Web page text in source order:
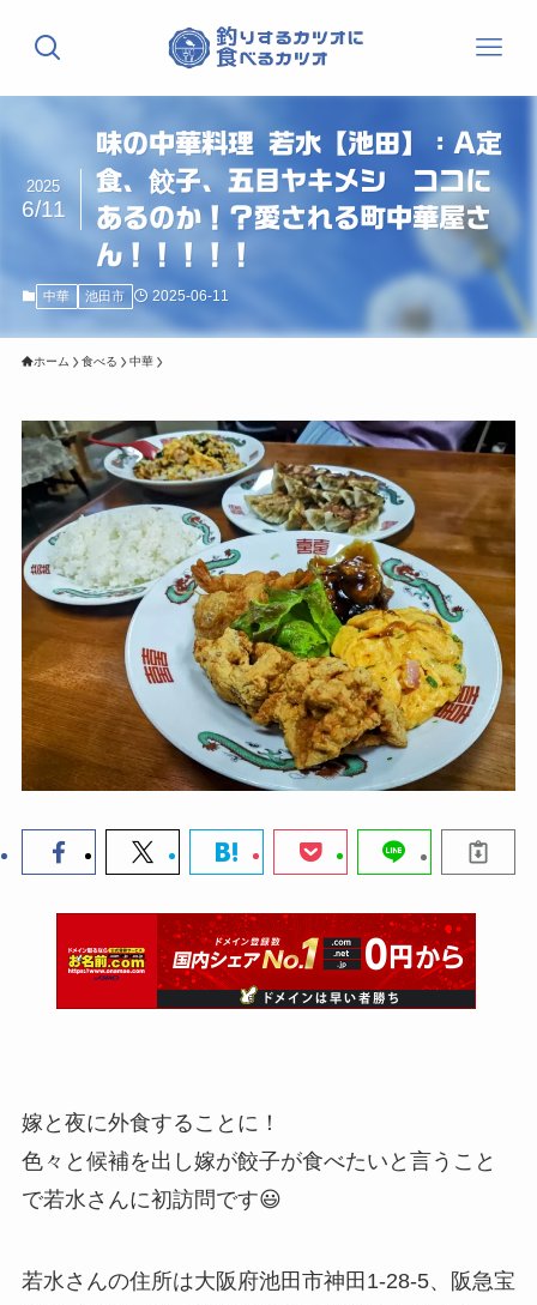
味の中華料理 若水【池田】：A定
食、餃子、五目ヤキメシ ココに
あるのか！？愛される町中華屋さ
ん！！！！！
2025
6/11
中華 池田市 2025-06-11
ホーム 食べる 中華
嫁と夜に外食することに！
色々と候補を出し嫁が餃子が食べたいと言うこと
で若水さんに初訪問です😃
若水さんの住所は大阪府池田市神田1-28-5、阪急宝